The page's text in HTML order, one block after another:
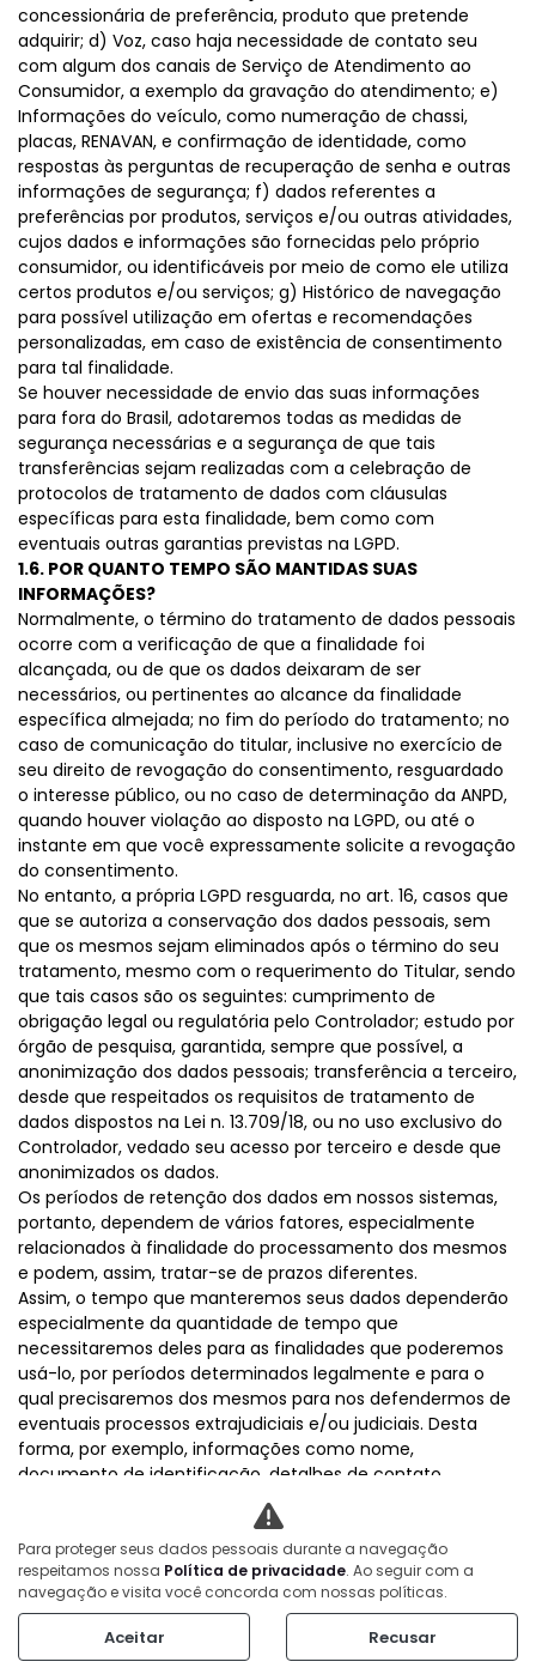
concessionária de preferência, produto que pretende
adquirir; d) Voz, caso haja necessidade de contato seu
com algum dos canais de Serviço de Atendimento ao
Consumidor, a exemplo da gravação do atendimento; e)
Informações do veículo, como numeração de chassi,
placas, RENAVAN, e confirmação de identidade, como
respostas às perguntas de recuperação de senha e outras
informações de segurança; f) dados referentes a
preferências por produtos, serviços e/ou outras atividades,
cujos dados e informações são fornecidas pelo próprio
consumidor, ou identificáveis por meio de como ele utiliza
certos produtos e/ou serviços; g) Histórico de navegação
para possível utilização em ofertas e recomendações
personalizadas, em caso de existência de consentimento
para tal finalidade.
Se houver necessidade de envio das suas informações
para fora do Brasil, adotaremos todas as medidas de
segurança necessárias e a segurança de que tais
transferências sejam realizadas com a celebração de
protocolos de tratamento de dados com cláusulas
específicas para esta finalidade, bem como com
eventuais outras garantias previstas na LGPD.
1.6. POR QUANTO TEMPO SÃO MANTIDAS SUAS
INFORMAÇÕES?
Normalmente, o término do tratamento de dados pessoais
ocorre com a verificação de que a finalidade foi
alcançada, ou de que os dados deixaram de ser
necessários, ou pertinentes ao alcance da finalidade
específica almejada; no fim do período do tratamento; no
caso de comunicação do titular, inclusive no exercício de
seu direito de revogação do consentimento, resguardado
o interesse público, ou no caso de determinação da ANPD,
quando houver violação ao disposto na LGPD, ou até o
instante em que você expressamente solicite a revogação
do consentimento.
No entanto, a própria LGPD resguarda, no art. 16, casos que
que se autoriza a conservação dos dados pessoais, sem
que os mesmos sejam eliminados após o término do seu
tratamento, mesmo com o requerimento do Titular, sendo
que tais casos são os seguintes: cumprimento de
obrigação legal ou regulatória pelo Controlador; estudo por
órgão de pesquisa, garantida, sempre que possível, a
anonimização dos dados pessoais; transferência a terceiro,
desde que respeitados os requisitos de tratamento de
dados dispostos na Lei n. 13.709/18, ou no uso exclusivo do
Controlador, vedado seu acesso por terceiro e desde que
anonimizados os dados.
Os períodos de retenção dos dados em nossos sistemas,
portanto, dependem de vários fatores, especialmente
relacionados à finalidade do processamento dos mesmos
e podem, assim, tratar-se de prazos diferentes.
Assim, o tempo que manteremos seus dados dependerão
especialmente da quantidade de tempo que
necessitaremos deles para as finalidades que poderemos
usá-lo, por períodos determinados legalmente e para o
qual precisaremos dos mesmos para nos defendermos de
eventuais processos extrajudiciais e/ou judiciais. Desta
forma, por exemplo, informações como nome,
documento de identificação, detalhes de contato
(telefone, e-mail), profissão, informações relativas à
operação financeira/bancária de forma detalhada (valor
do contrato, forma de pagamento, banco, conta bancária,
agência, titularidade, CPF, CNPJ, número do cartão de
crédito, bandeira do cartão de crédito, parcelas), imagem
em câmeras de vigilância interna e em termos de
consentimento, restarão pelo prazo mínimo de 5 (cinco)
Para proteger seus dados pessoais durante a navegação
respeitamos nossa Política de privacidade. Ao seguir com a
navegação e visita você concorda com nossas políticas.
Aceitar Recusar